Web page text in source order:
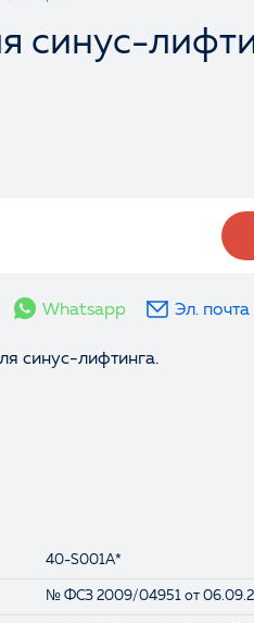
синус-
Whatsapp Эл. почта
синус-лифтинга.
40-S001A*
№ ФСЗ 2009/04951 от